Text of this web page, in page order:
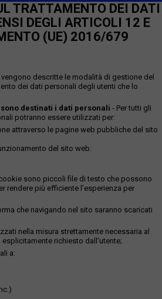
TRATTAMENTO DEI DATI
DEGLI ARTICOLI 12 E
(UE) 2016/679
descritte le modalità di gestione del
dei dati personali degli utenti che lo
destinati i dati personali - Per tutti gli
potranno essere utilizzati per:
attraverso le pagine web pubbliche del sito
del sito web.
sono piccoli file di testo che possono
rendere più efficiente l'esperienza per
che navigando nel sito saranno scaricati
nella misura strettamente necessaria al
richiesto dall'utente;
a: